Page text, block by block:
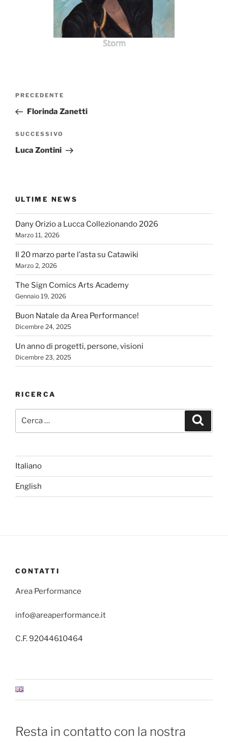
Storm
Navigazione
Articolo
precedente:
PRECEDENTE
Florinda Zanetti
Articolo
successivo
SUCCESSIVO
Luca Zontini
ULTIME NEWS
Dany Orizio a Lucca Collezionando 2026
Marzo 11, 2026
Il 20 marzo parte l’asta su Catawiki
Marzo 2, 2026
The Sign Comics Arts Academy
Gennaio 19, 2026
Buon Natale da Area Performance!
Dicembre 24, 2025
Un anno di progetti, persone, visioni
Dicembre 23, 2025
RICERCA
Italiano
English
CONTATTI
Area Performance
info@areaperformance.it
C.F. 92044610464
Resta in contatto con la nostra